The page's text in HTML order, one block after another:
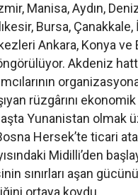
Manisa, Aydın,
Bursa,
Ankara, Konya ve
Akdeniz
rüzgârını
Yunanistan olmak
Hersek’te ticari
Midilli’den
sınırları aşan
ortaya koydu.